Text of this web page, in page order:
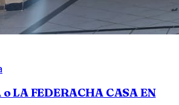
LA FEDERACHA CASA EN